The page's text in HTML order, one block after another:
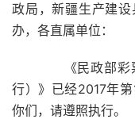
政局，新疆生产建
办，各直属单位：
《民政部彩
行）》已经2017年
你们，请遵照执行。